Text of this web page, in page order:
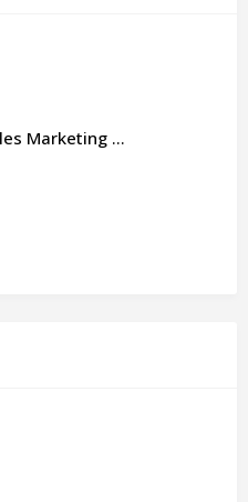
Jasmin Schwanke – Digitales Marketing & KI-gestützte Contenterstellung